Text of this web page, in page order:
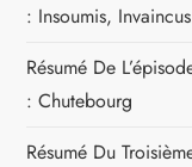
: Insoumis, Invaincus
Résumé De
: Chutebourg
Résumé Du